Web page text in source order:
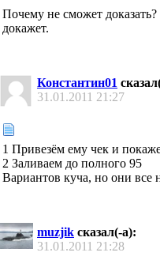
Почему не сможет
докажет.
Константин01
31.01.2011 21:27
1 Привезём ему чек и
2 Заливаем до полного 95
Вариантов куча, но они все
muzjik сказал(-а):
31.01.2011 21:28